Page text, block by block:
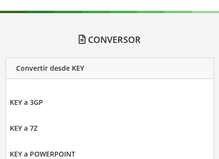
CONVERSOR
Convertir desde KEY
KEY a 3GP
KEY a 7Z
KEY a POWERPOINT